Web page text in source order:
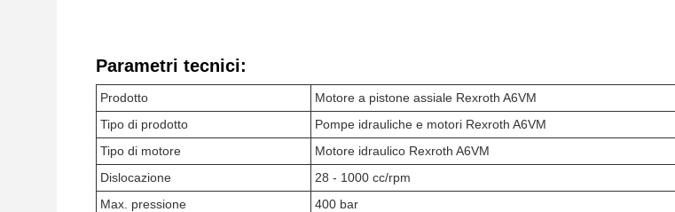
Parametri tecnici:
Prodotto
Motore a pistone assiale Rexroth A6VM
Tipo di prodotto
Pompe idrauliche e motori Rexroth A6VM
Tipo di motore
Motore idraulico Rexroth A6VM
Dislocazione
28 - 1000 cc/rpm
Max. pressione
400 bar